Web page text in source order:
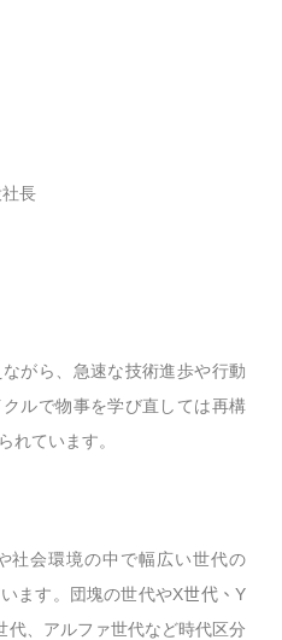
長
がら、急速な技術進歩や行動
ルで物事を学び直しては再構
れています。
社会環境の中で幅広い世代の
ます。団塊の世代やX世代、Y
代、アルファ世代など時代区分